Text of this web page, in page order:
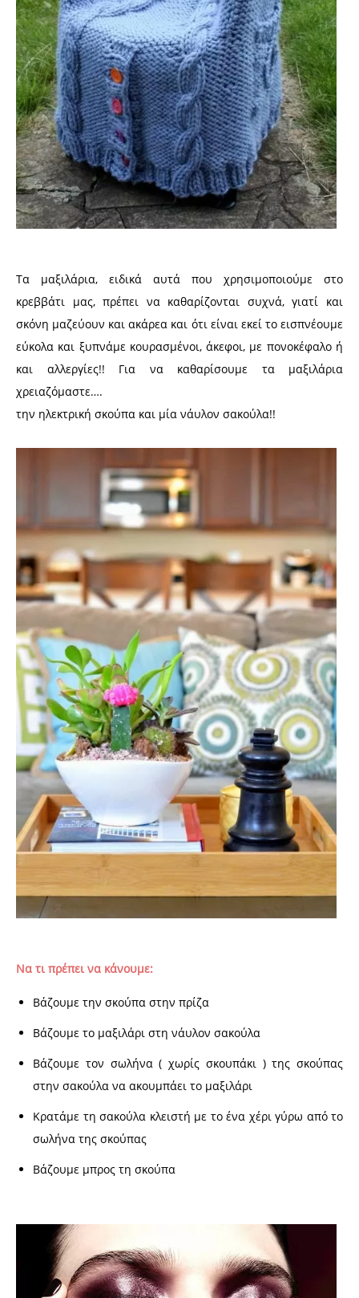
Τα μαξιλάρια, ειδικά αυτά που χρησιμοποιούμε στο
κρεββάτι μας, πρέπει να καθαρίζονται συχνά, γιατί και
σκόνη μαζεύουν και ακάρεα και ότι είναι εκεί το εισπνέουμε
εύκολα και ξυπνάμε κουρασμένοι, άκεφοι, με πονοκέφαλο ή
και αλλεργίες!! Για να καθαρίσουμε τα μαξιλάρια
χρειαζόμαστε….
την ηλεκτρική σκούπα και μία νάυλον σακούλα!!
Να τι πρέπει να κάνουμε:
Βάζουμε την σκούπα στην πρίζα
Βάζουμε το μαξιλάρι στη νάυλον σακούλα
Βάζουμε τον σωλήνα ( χωρίς σκουπάκι ) της σκούπας
στην σακούλα να ακουμπάει το μαξιλάρι
Κρατάμε τη σακούλα κλειστή με το ένα χέρι γύρω από το
σωλήνα της σκούπας
Βάζουμε μπρος τη σκούπα